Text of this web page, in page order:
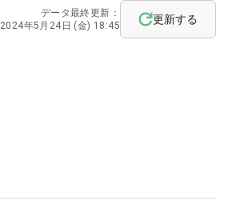
データ最終更新：
2024年5月24日 (金) 18:45
更新する